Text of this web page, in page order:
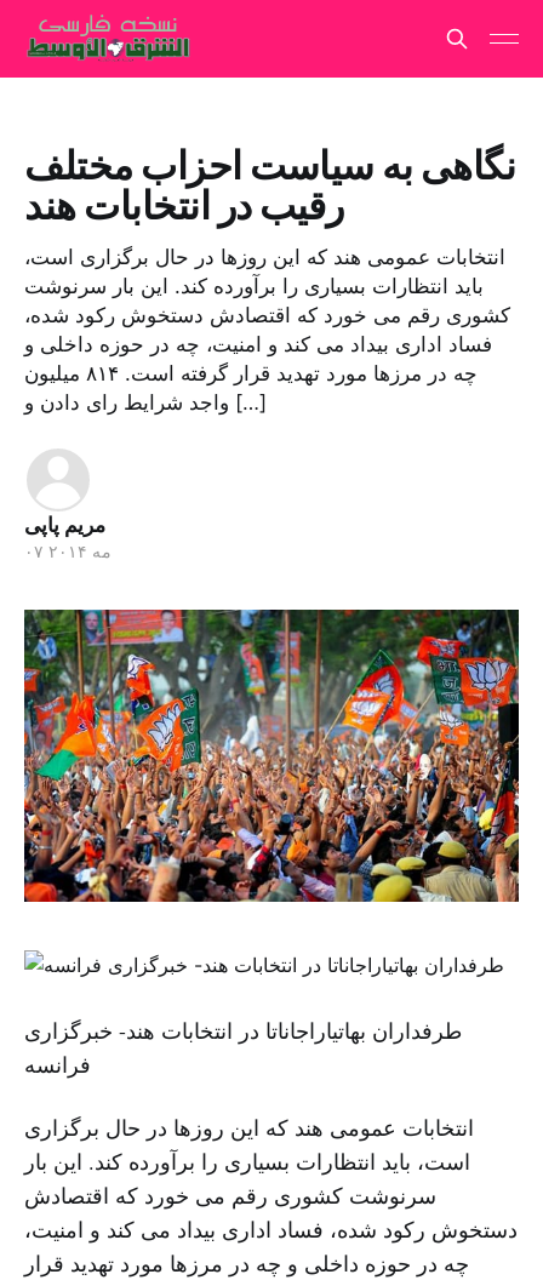
نگاهی به سیاست احزاب مختلف
رقیب در انتخابات هند
انتخابات عمومی هند که این روزها در حال برگزاری است،
باید انتظارات بسیاری را برآورده کند. این بار سرنوشت
کشوری رقم می خورد که اقتصادش دستخوش رکود شده،
فساد اداری بیداد می کند و امنیت، چه در حوزه داخلی و
چه در مرزها مورد تهدید قرار گرفته است. ۸۱۴ میلیون
واجد شرایط رای دادن و […]
مریم پاپی
۰۷ مه ۲۰۱۴
طرفداران بهاتیاراجاناتا در انتخابات هند- خبرگزاری
فرانسه
انتخابات عمومی هند که این روزها در حال برگزاری
است، باید انتظارات بسیاری را برآورده کند. این بار
سرنوشت کشوری رقم می خورد که اقتصادش
دستخوش رکود شده، فساد اداری بیداد می کند و امنیت،
چه در حوزه داخلی و چه در مرزها مورد تهدید قرار